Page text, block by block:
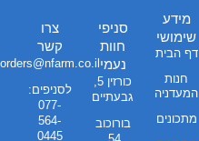
מידע
שימושי
דף הבית
חנות
המעדניה
מתכונים
סניפי
חוות
נעמי
כורזין 5,
גבעתיים
בורוכוב
צרו
קשר
orders@nfarm.co.il
לסניפים:
077-
564-
0445